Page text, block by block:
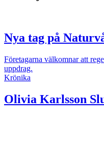
Nya tag på
Företagarna välkomnar att
uppdrag.
Krönika
Olivia Karlsson